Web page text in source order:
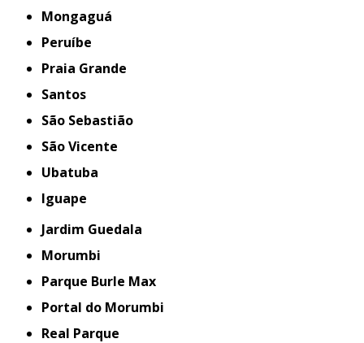
Mongaguá
Peruíbe
Praia Grande
Santos
São Sebastião
São Vicente
Ubatuba
iguape
Jardim Guedala
Morumbi
Parque Burle Max
Portal do Morumbi
Real Parque